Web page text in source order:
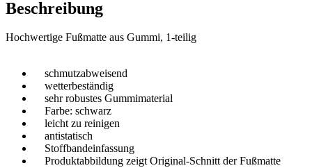
Beschreibung
Hochwertige Fußmatte aus Gummi, 1-teilig
schmutzabweisend
wetterbeständig
sehr robustes Gummimaterial
Farbe: schwarz
leicht zu reinigen
antistatisch
Stoffbandeinfassung
Produktabbildung zeigt Original-Schnitt der Fußmatte